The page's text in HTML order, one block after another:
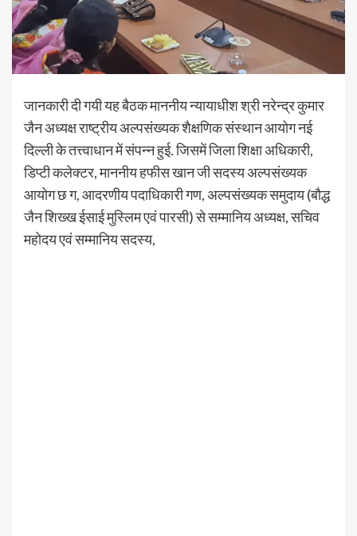
जानकारी दी गयी यह बैठक माननीय न्यायाधीश श्री नरेन्द्र कुमार
जैन अध्यक्ष राष्ट्रीय अल्पसंख्यक शैक्षणिक संस्थान आयोग नई
दिल्ली के ‌तत्त्वाधान में संपन्न हुई. जिसमें जिला शिक्षा अधिकारी,
डिप्टी कलेक्टर, माननीय हफीस खान जी सदस्य अल्पसंख्यक
आयोग छ ग, आदरणीय पदाधिकारी गण, अल्पसंख्यक समुदाय (बौद्ध
जैन शिख्ख ईसाई मुस्लिम एवं पारसी) से सम्मानिय अध्यक्ष, सचिव
महोदय एवं सम्मानिय सदस्य,